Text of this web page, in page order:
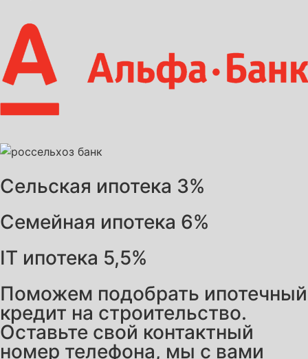
Сельская ипотека 3%
Семейная ипотека 6%
IT ипотека 5,5%
Поможем подобрать ипотечный
кредит на строительство.
Оставьте свой контактный
номер телефона, мы с вами